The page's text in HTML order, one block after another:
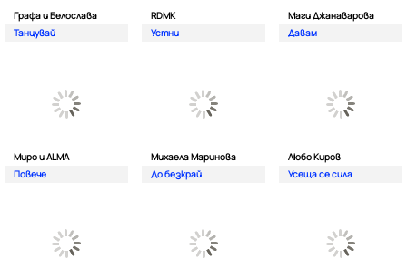
Графа и Белослава
Танцувай
RDMK
Устни
Маги Джанаварова
Давам
Миро и ALMA
Повече
Михаела Маринова
До безкрай
Любо Киров
Усеща се сила